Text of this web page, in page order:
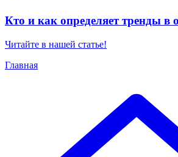
Кто и как определяет тренды в
Читайте в нашей статье!
Главная